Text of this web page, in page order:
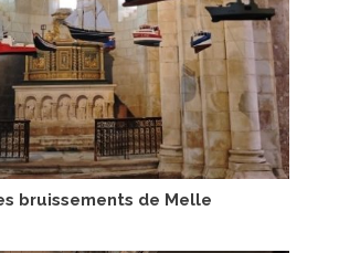
bruissements de Melle